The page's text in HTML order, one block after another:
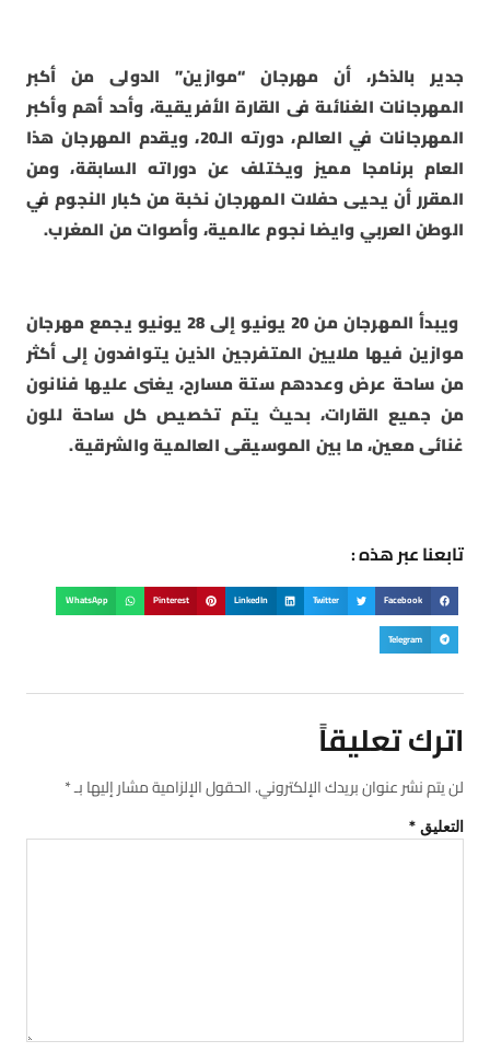
جدير بالذكر، أن مهرجان “موازين” الدولى من أكبر
المهرجانات الغنائىة فى القارة الأفريقية، وأحد أهم وأكبر
المهرجانات في العالم، دورته الـ20، ويقدم المهرجان هذا
العام برنامجا مميز ويختلف عن دوراته السابقة، ومن
المقرر أن يحيى حفلات المهرجان نخبة من كبار النجوم في
الوطن العربي وايضا نجوم عالمية، وأصوات من المغرب.
ويبدأ المهرجان من 20 يونيو إلى 28 يونيو يجمع مهرجان
موازين فيها ملايين المتفرجين الذين يتوافدون إلى أكثر
من ساحة عرض وعددهم ستة مسارح، يغنى عليها فنانون
من جميع القارات، بحيث يتم تخصيص كل ساحة للون
غنائى معين، ما بين الموسيقى العالمية والشرقية.
تابعنا عبر هذه :
Facebook
Twitter
LinkedIn
Pinterest
WhatsApp
Telegram
اترك تعليقاً
لن يتم نشر عنوان بريدك الإلكتروني.الحقول الإلزامية مشار إليها بـ*
التعليق *